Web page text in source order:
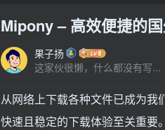
Mipony – 高效便捷的
果子扬
这家伙很懒，什么都没有写...
从网络上下载各种文件已成为我
快速且稳定的下载体验至关重要